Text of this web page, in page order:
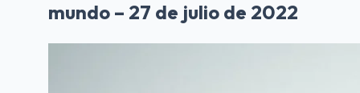
mundo – 27 de julio de 2022